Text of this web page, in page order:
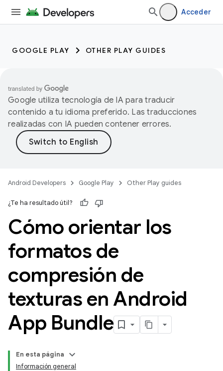
Acceder
GOOGLE PLAY OTHER PLAY GUIDES
Google utiliza tecnología de IA para traducir
contenido a tu idioma preferido. Las traducciones
realizadas con IA pueden contener errores.
Android Developers Google Play Other Play guides
¿Te ha resultado útil?
Cómo orientar los
formatos de
compresión de
texturas en Android
App Bundle
En esta página
Información general